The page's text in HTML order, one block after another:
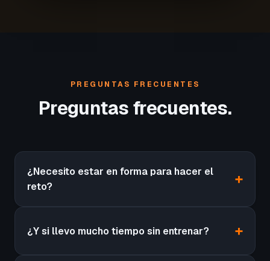
PREGUNTAS FRECUENTES
Preguntas frecuentes.
¿Necesito estar en forma para hacer el
reto?
¿Y si llevo mucho tiempo sin entrenar?